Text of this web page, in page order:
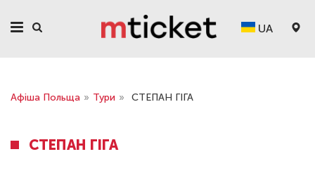
UA
Афіша Польща » Тури » СТЕПАН ГІГА
СТЕПАН ГІГА